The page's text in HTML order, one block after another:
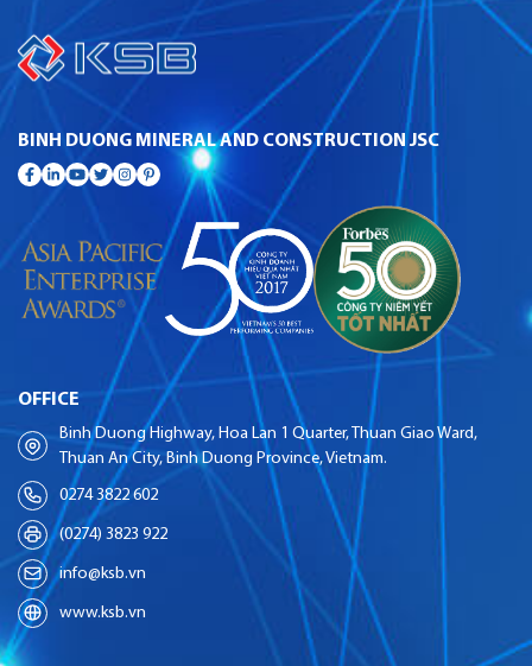
BINH DUONG MINERAL AND CONSTRUCTION JSC
OFFICE
Binh Duong Highway, Hoa Lan 1 Quarter, Thuan Giao Ward,
Thuan An City, Binh Duong Province, Vietnam.
0274 3822 602
(0274) 3823 922
info@ksb.vn
www.ksb.vn